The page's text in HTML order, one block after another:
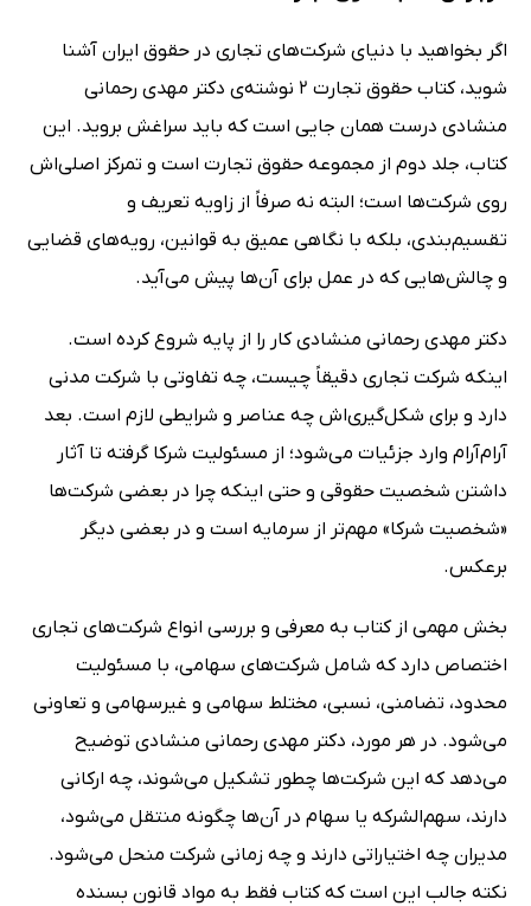
اگر بخواهید با دنیای شرکت‌های تجاری در حقوق ایران آشنا
شوید، کتاب حقوق تجارت 2 نوشته‌ی دکتر مهدی رحمانی
منشادی درست همان جایی است که باید سراغش بروید. این
کتاب، جلد دوم از مجموعه حقوق تجارت است و تمرکز اصلی‌اش
روی شرکت‌ها است؛ البته نه صرفاً از زاویه تعریف و
تقسیم‌بندی، بلکه با نگاهی عمیق به قوانین، رویه‌های قضایی
و چالش‌هایی که در عمل برای آن‌ها پیش می‌آید.
دکتر مهدی رحمانی منشادی کار را از پایه شروع کرده است.
اینکه شرکت تجاری دقیقاً چیست، چه تفاوتی با شرکت مدنی
دارد و برای شکل‌گیری‌اش چه عناصر و شرایطی لازم است. بعد
آرام‌آرام وارد جزئیات می‌شود؛ از مسئولیت شرکا گرفته تا آثار
داشتن شخصیت حقوقی و حتی اینکه چرا در بعضی شرکت‌ها
«شخصیت شرکا» مهم‌تر از سرمایه است و در بعضی دیگر
برعکس.
بخش مهمی از کتاب به معرفی و بررسی انواع شرکت‌های تجاری
اختصاص دارد که شامل شرکت‌های سهامی، با مسئولیت
محدود، تضامنی، نسبی، مختلط سهامی و غیرسهامی و تعاونی
می‌شود. در هر مورد، دکتر مهدی رحمانی منشادی توضیح
می‌دهد که این شرکت‌ها چطور تشکیل می‌شوند، چه ارکانی
دارند، سهم‌الشرکه یا سهام در آن‌ها چگونه منتقل می‌شود،
مدیران چه اختیاراتی دارند و چه زمانی شرکت منحل می‌شود.
نکته جالب این است که کتاب فقط به مواد قانون بسنده